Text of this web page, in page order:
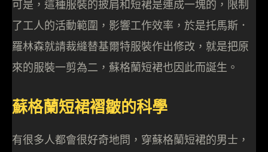
可是，這種服裝的披肩和短裙是連成一塊的，限制
了工人的活動範圍，影響工作效率，於是托馬斯．
羅林森就請裁縫替基爾特服裝作出修改，就是把原
來的服裝一剪為二，蘇格蘭短裙也因此而誕生。
蘇格蘭短裙褶皺的科學
有很多人都會很好奇地問，穿蘇格蘭短裙的男士，